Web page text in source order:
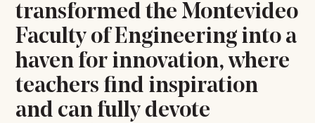
transformed the Montevideo
Faculty of Engineering into a
haven for innovation, where
teachers find inspiration
and can fully devote